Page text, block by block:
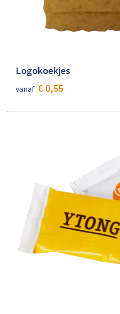
Logokoekjes
vanaf € 0,55